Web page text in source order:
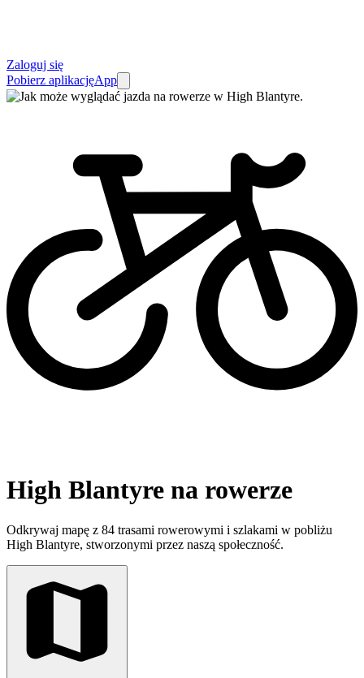
Zaloguj się
Pobierz aplikacjęApp
High Blantyre na rowerze
Odkrywaj mapę z 84 trasami rowerowymi i szlakami w pobliżu
High Blantyre, stworzonymi przez naszą społeczność.